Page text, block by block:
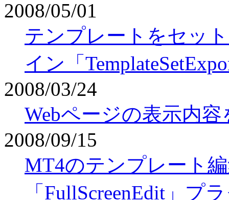
2008/05/01
テンプレートをセッ
イン「
2008/03/24
Webページの表示内
2008/09/15
MT4のテンプレート
「FullScreenEdit」プ